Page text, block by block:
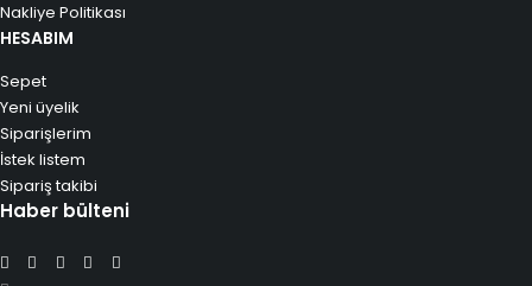
Nakliye Politikası
HESABIM
Sepet
Yeni üyelik
Siparişlerim
İstek listem
Sipariş takibi
Haber bülteni